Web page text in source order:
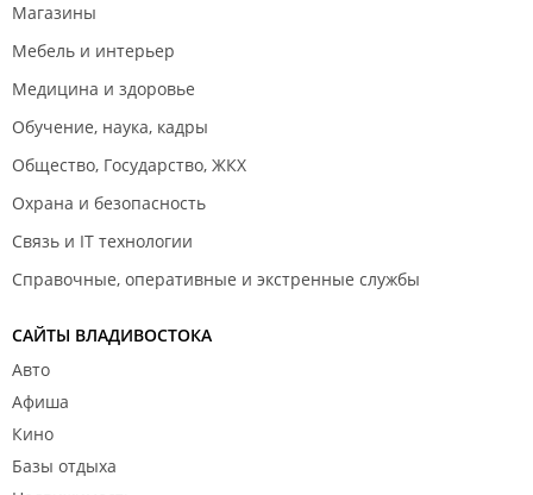
Магазины
Мебель и интерьер
Медицина и здоровье
Обучение, наука, кадры
Общество, Государство, ЖКХ
Охрана и безопасность
Связь и IT технологии
Справочные, оперативные и экстренные службы
САЙТЫ ВЛАДИВОСТОКА
Авто
Афиша
Кино
Базы отдыха